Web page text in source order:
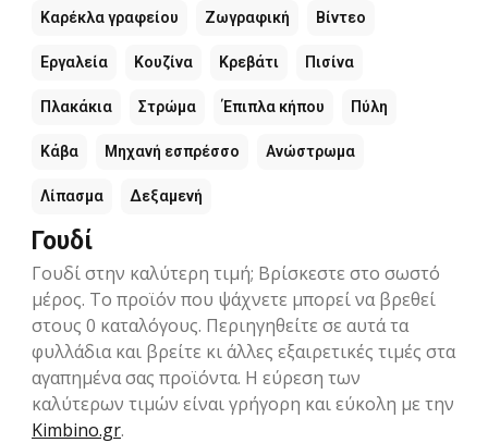
Καρέκλα γραφείου Ζωγραφική Βίντεο
Εργαλεία Κουζίνα Κρεβάτι Πισίνα
Πλακάκια Στρώμα Έπιπλα κήπου Πύλη
Κάβα Μηχανή εσπρέσσο Ανώστρωμα
Λίπασμα Δεξαμενή
Γουδί
Γουδί στην καλύτερη τιμή; Βρίσκεστε στο σωστό
μέρος. Το προϊόν που ψάχνετε μπορεί να βρεθεί
στους 0 καταλόγους. Περιηγηθείτε σε αυτά τα
φυλλάδια και βρείτε κι άλλες εξαιρετικές τιμές στα
αγαπημένα σας προϊόντα. Η εύρεση των
καλύτερων τιμών είναι γρήγορη και εύκολη με την
Kimbino.gr.